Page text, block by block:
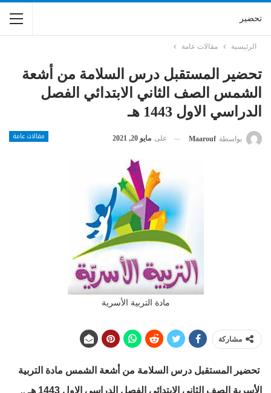
تحضير
الرئيسية مقالات عامة
تحضير المستقبل درس السلامة من أشعة
الشمس الصف الثاني الابتدائي الفصل
الدراسي الاول 1443 هـ
مقالات عامة بواسطة Maarouf على مايو 20, 2021
مادة التربية الأسرية
مشاركة
تحضير المستقبل درس السلامة من أشعة الشمس مادة التربية
الأسرية الصف الثاني الابتدائي الفصل الدراسي الاول 1443 هـ
..